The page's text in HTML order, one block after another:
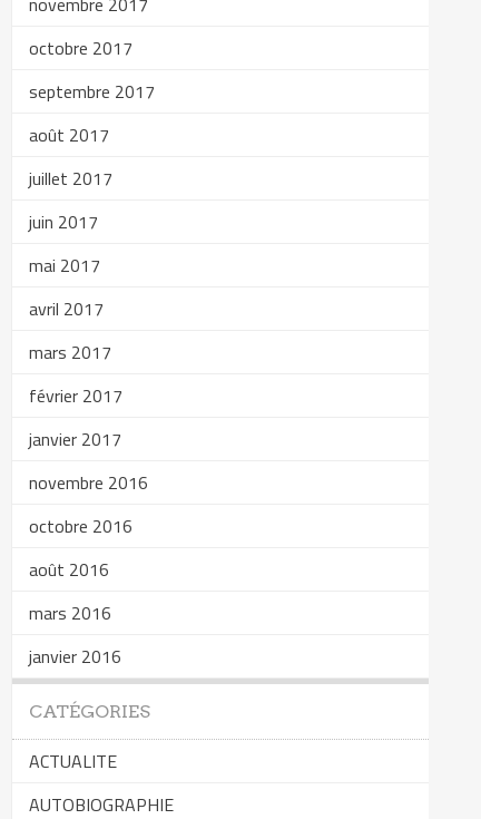
octobre 2017
septembre 2017
août 2017
juillet 2017
juin 2017
mai 2017
avril 2017
mars 2017
février 2017
janvier 2017
novembre 2016
octobre 2016
août 2016
mars 2016
janvier 2016
CATÉGORIES
ACTUALITE
AUTOBIOGRAPHIE